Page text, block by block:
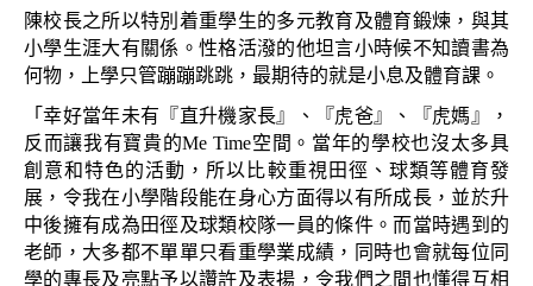
陳校長之所以特別着重學生的多元教育及體育鍛煉，與其
小學生涯大有關係。性格活潑的他坦言小時候不知讀書為
何物，上學只管蹦蹦跳跳，最期待的就是小息及體育課。
「幸好當年未有『直升機家長』、『虎爸』、『虎媽』，
反而讓我有寶貴的Me Time空間。當年的學校也沒太多具
創意和特色的活動，所以比較重視田徑、球類等體育發
展，令我在小學階段能在身心方面得以有所成長，並於升
中後擁有成為田徑及球類校隊一員的條件。而當時遇到的
老師，大多都不單單只看重學業成績，同時也會就每位同
學的專長及亮點予以讚許及表揚，令我們之間也懂得互相